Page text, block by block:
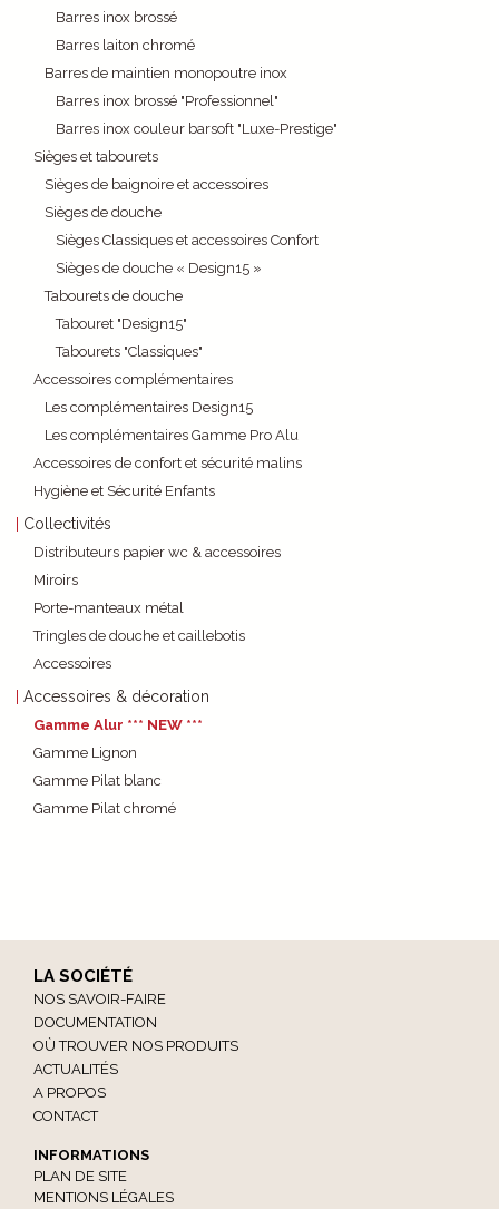
Barres inox brossé
Barres laiton chromé
Barres de maintien monopoutre inox
Barres inox brossé "Professionnel"
Barres inox couleur barsoft "Luxe-Prestige"
Sièges et tabourets
Sièges de baignoire et accessoires
Sièges de douche
Sièges Classiques et accessoires Confort
Sièges de douche « Design15 »
Tabourets de douche
Tabouret "Design15"
Tabourets "Classiques"
Accessoires complémentaires
Les complémentaires Design15
Les complémentaires Gamme Pro Alu
Accessoires de confort et sécurité malins
Hygiène et Sécurité Enfants
Collectivités
Distributeurs papier wc & accessoires
Miroirs
Porte-manteaux métal
Tringles de douche et caillebotis
Accessoires
Accessoires & décoration
Gamme Alur *** NEW ***
Gamme Lignon
Gamme Pilat blanc
Gamme Pilat chromé
LA SOCIÉTÉ
NOS SAVOIR-FAIRE
DOCUMENTATION
OÙ TROUVER NOS PRODUITS
ACTUALITÉS
A PROPOS
CONTACT
INFORMATIONS
PLAN DE SITE
MENTIONS LÉGALES